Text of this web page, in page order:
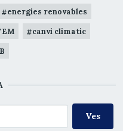
energies renovables
canvi climatic